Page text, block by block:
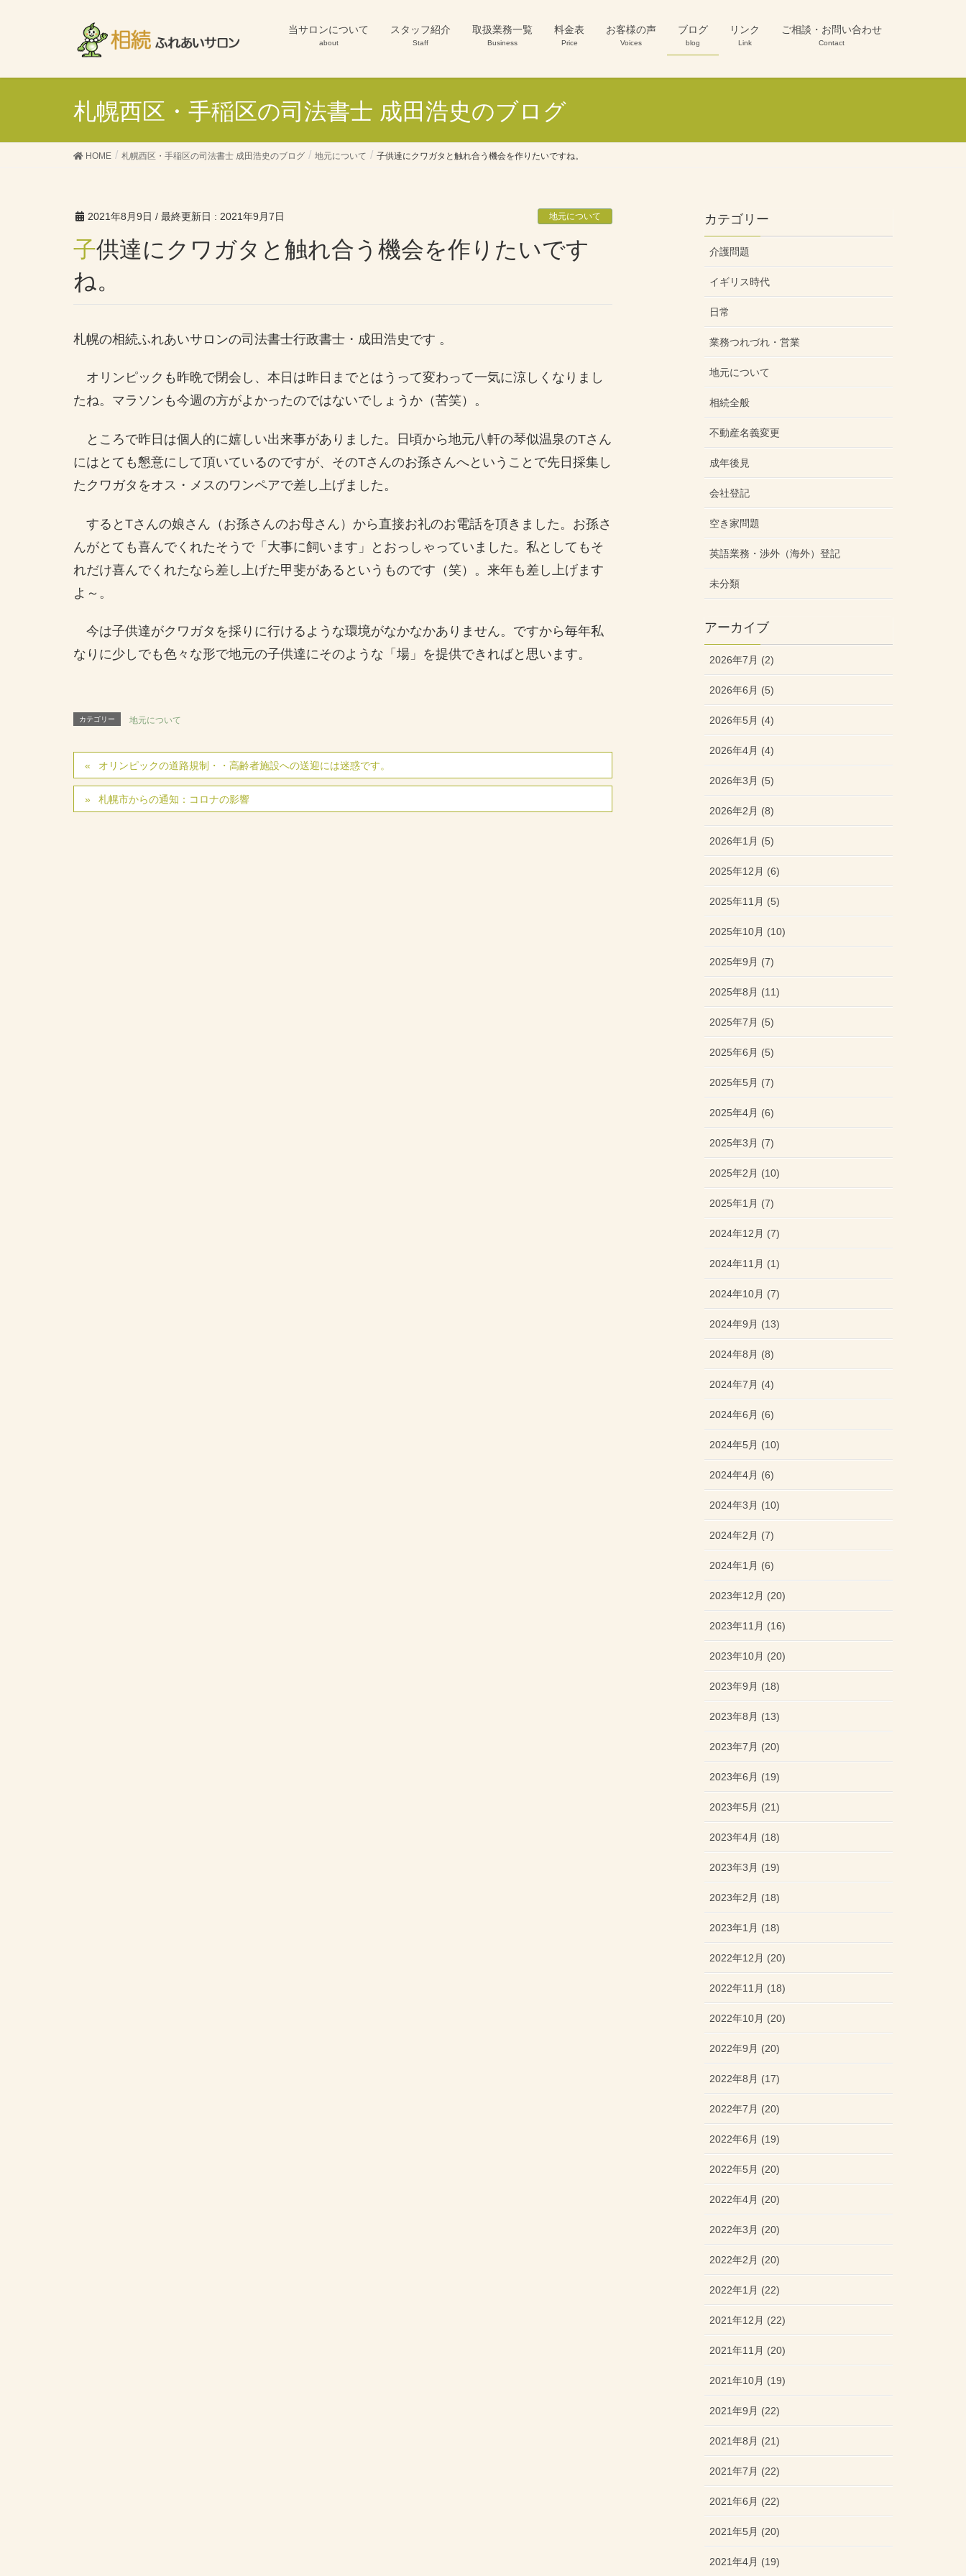
当サロンについて
about
スタッフ紹介
Staff
取扱業務一覧
Business
料金表
Price
お客様の声
Voices
ブログ
blog
リンク
Link
ご相談・お問い合わせ
Contact
札幌西区・手稲区の司法書士 成田浩史のブログ
HOME 札幌西区・手稲区の司法書士 成田浩史のブログ 地元について 子供達にクワガタと触れ合う機会を作りたいですね。
2021年8月9日 / 最終更新日 : 2021年9月7日 地元について
子供達にクワガタと触れ合う機会を作りたいです
ね。
札幌の相続ふれあいサロンの司法書士行政書士・成田浩史です 。
オリンピックも昨晩で閉会し、本日は昨日までとはうって変わって一気に涼しくなりまし
たね。マラソンも今週の方がよかったのではないでしょうか（苦笑）。
ところで昨日は個人的に嬉しい出来事がありました。日頃から地元八軒の琴似温泉のTさん
にはとても懇意にして頂いているのですが、そのTさんのお孫さんへということで先日採集し
たクワガタをオス・メスのワンペアで差し上げました。
するとTさんの娘さん（お孫さんのお母さん）から直接お礼のお電話を頂きました。お孫さ
んがとても喜んでくれたそうで「大事に飼います」とおっしゃっていました。私としてもそ
れだけ喜んでくれたなら差し上げた甲斐があるというものです（笑）。来年も差し上げます
よ～。
今は子供達がクワガタを採りに行けるような環境がなかなかありません。ですから毎年私
なりに少しでも色々な形で地元の子供達にそのような「場」を提供できればと思います。
カテゴリー 地元について
オリンピックの道路規制・・高齢者施設への送迎には迷惑です。
札幌市からの通知：コロナの影響
カテゴリー
介護問題
イギリス時代
日常
業務つれづれ・営業
地元について
相続全般
不動産名義変更
成年後見
会社登記
空き家問題
英語業務・渉外（海外）登記
未分類
アーカイブ
2026年7月 (2)
2026年6月 (5)
2026年5月 (4)
2026年4月 (4)
2026年3月 (5)
2026年2月 (8)
2026年1月 (5)
2025年12月 (6)
2025年11月 (5)
2025年10月 (10)
2025年9月 (7)
2025年8月 (11)
2025年7月 (5)
2025年6月 (5)
2025年5月 (7)
2025年4月 (6)
2025年3月 (7)
2025年2月 (10)
2025年1月 (7)
2024年12月 (7)
2024年11月 (1)
2024年10月 (7)
2024年9月 (13)
2024年8月 (8)
2024年7月 (4)
2024年6月 (6)
2024年5月 (10)
2024年4月 (6)
2024年3月 (10)
2024年2月 (7)
2024年1月 (6)
2023年12月 (20)
2023年11月 (16)
2023年10月 (20)
2023年9月 (18)
2023年8月 (13)
2023年7月 (20)
2023年6月 (19)
2023年5月 (21)
2023年4月 (18)
2023年3月 (19)
2023年2月 (18)
2023年1月 (18)
2022年12月 (20)
2022年11月 (18)
2022年10月 (20)
2022年9月 (20)
2022年8月 (17)
2022年7月 (20)
2022年6月 (19)
2022年5月 (20)
2022年4月 (20)
2022年3月 (20)
2022年2月 (20)
2022年1月 (22)
2021年12月 (22)
2021年11月 (20)
2021年10月 (19)
2021年9月 (22)
2021年8月 (21)
2021年7月 (22)
2021年6月 (22)
2021年5月 (20)
2021年4月 (19)